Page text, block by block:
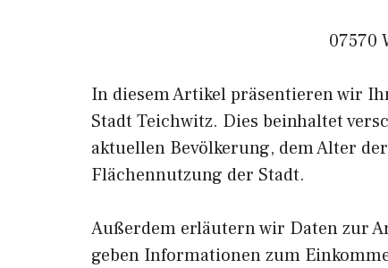
07570
In diesem Artikel präsentieren wir
Stadt Teichwitz. Dies beinhaltet
aktuellen Bevölkerung, dem Alter
Flächennutzung der Stadt.
Außerdem erläutern wir Daten zur
geben Informationen zum